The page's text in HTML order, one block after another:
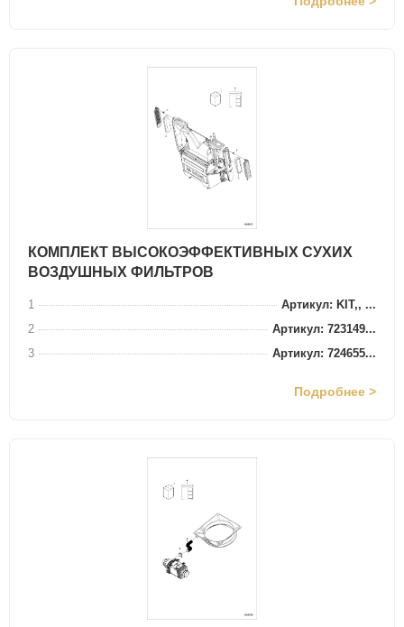
КОМПЛЕКТ ВЫСОКОЭФФЕКТИВНЫХ СУХИХ
ВОЗДУШНЫХ ФИЛЬТРОВ
1
Артикул: KIT,, ...
2
Артикул: 723149...
3
Артикул: 724655...
Подробнее >